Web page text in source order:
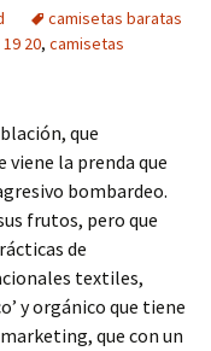
camisetas baratas
20, camisetas
que
la prenda que
bombardeo.
frutos, pero que
de
textiles,
y orgánico que tiene
que con un